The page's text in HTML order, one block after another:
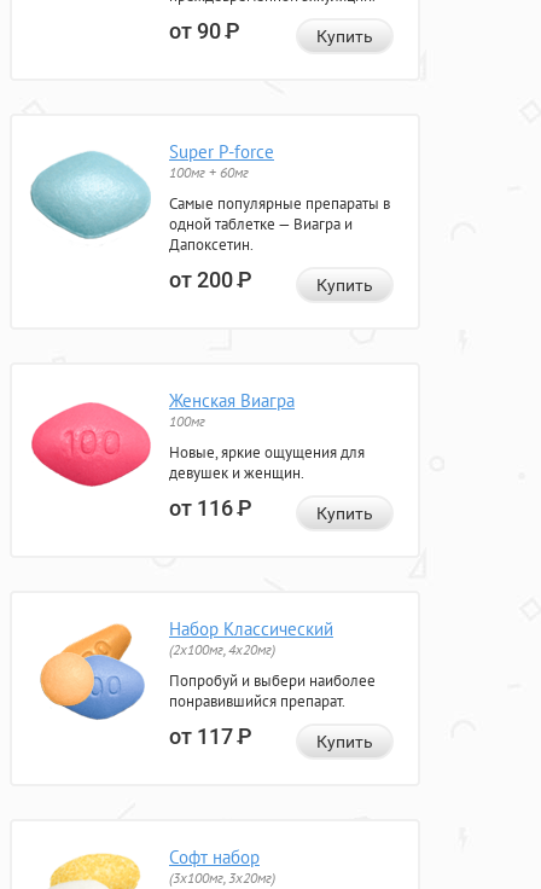
от 90Р Купить
Super P-force
100мг + 60мг
Самые популярные препараты в
одной таблетке — Виагра и
Дапоксетин.
от 200Р Купить
Женская Виагра
100мг
Новые, яркие ощущения для
девушек и женщин.
от 116Р Купить
Набор Классический
(2x100мг, 4x20мг)
Попробуй и выбери наиболее
понравившийся препарат.
от 117Р Купить
Софт набор
(3x100мг, 3x20мг)